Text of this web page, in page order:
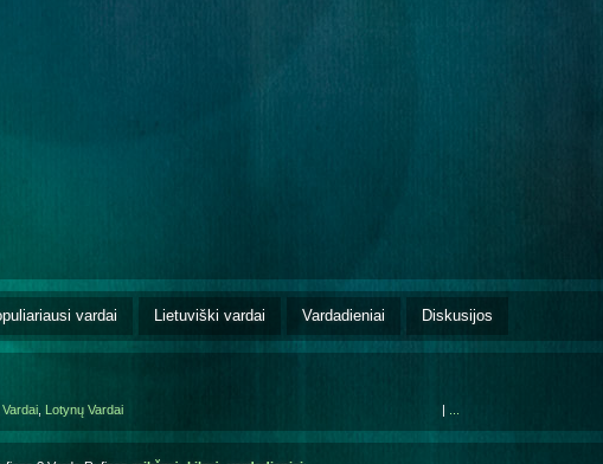
vardai Lietuviški vardai Vardadieniai Diskusijos
Lotynų Vardai |